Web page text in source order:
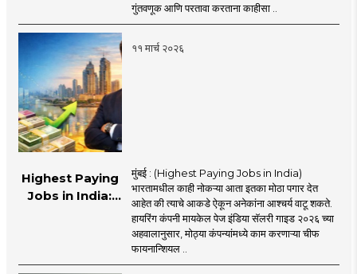
कर!
गुंतवणूक आणि परतावा करताना काहीसा ..
११ मार्च २०२६
Highest Paying
Jobs in India:
मिळतो, जाणून घ्या
मुंबई : (Highest Paying Jobs in India)
भारतामधील काही नोकऱ्या आता इतका मोठा पगार देत
आहेत की त्याचे आकडे ऐकून अनेकांना आश्चर्य वाटू शकते.
हायरिंग कंपनी मायकेल पेज इंडिया सॅलरी गाइड २०२६ च्या
अहवालानुसार, मोठ्या कंपन्यांमध्ये काम करणाऱ्या चीफ
फायनान्शियल ..